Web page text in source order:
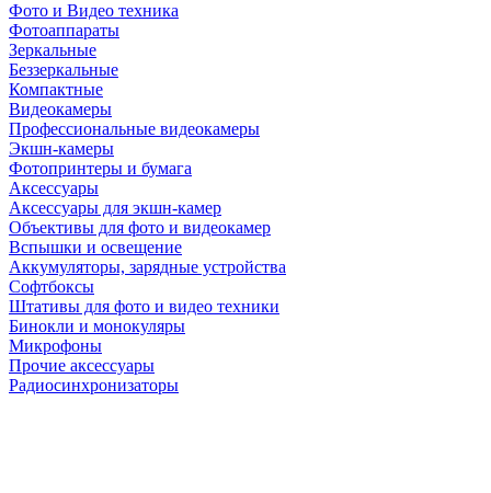
Фото и Видео техника
Фотоаппараты
Зеркальные
Беззеркальные
Компактные
Видеокамеры
Профессиональные видеокамеры
Экшн-камеры
Фотопринтеры и бумага
Аксессуары
Аксессуары для экшн-камер
Объективы для фото и видеокамер
Вспышки и освещение
Аккумуляторы, зарядные устройства
Софтбоксы
Штативы для фото и видео техники
Бинокли и монокуляры
Микрофоны
Прочие аксессуары
Радиосинхронизаторы